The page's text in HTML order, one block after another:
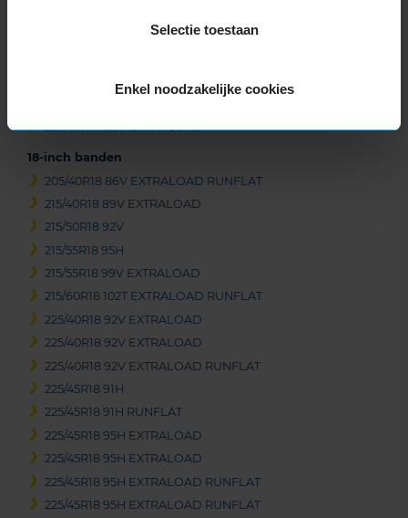
Selectie toestaan
Enkel noodzakelijke cookies
235/45R17 97V EXTRALOAD
255/40R17 98V EXTRALOAD
18-inch banden
205/40R18 86V EXTRALOAD RUNFLAT
215/40R18 89V EXTRALOAD
215/50R18 92V
215/55R18 95H
215/55R18 99V EXTRALOAD
215/60R18 102T EXTRALOAD RUNFLAT
225/40R18 92V EXTRALOAD
225/40R18 92V EXTRALOAD
225/40R18 92V EXTRALOAD RUNFLAT
225/45R18 91H
225/45R18 91H RUNFLAT
225/45R18 95H EXTRALOAD
225/45R18 95H EXTRALOAD
225/45R18 95H EXTRALOAD RUNFLAT
225/45R18 95H EXTRALOAD RUNFLAT